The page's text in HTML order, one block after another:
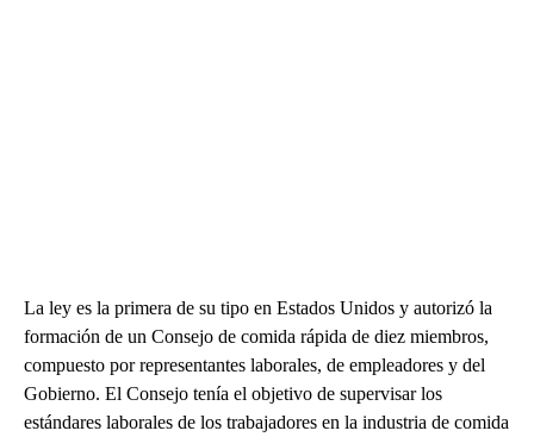
La ley es la primera de su tipo en Estados Unidos y autorizó la
formación de un Consejo de comida rápida de diez miembros,
compuesto por representantes laborales, de empleadores y del
Gobierno. El Consejo tenía el objetivo de supervisar los
estándares laborales de los trabajadores en la industria de comida